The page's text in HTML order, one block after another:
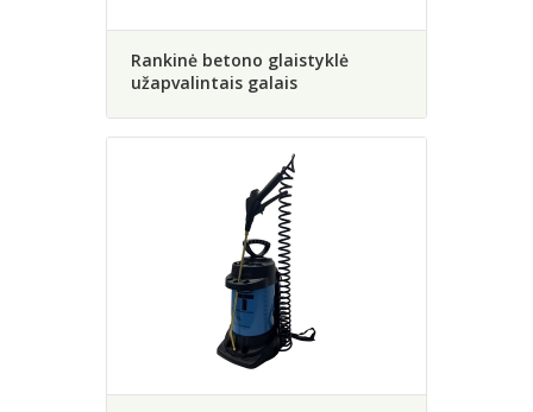
Rankinė betono glaistyklė
užapvalintais galais